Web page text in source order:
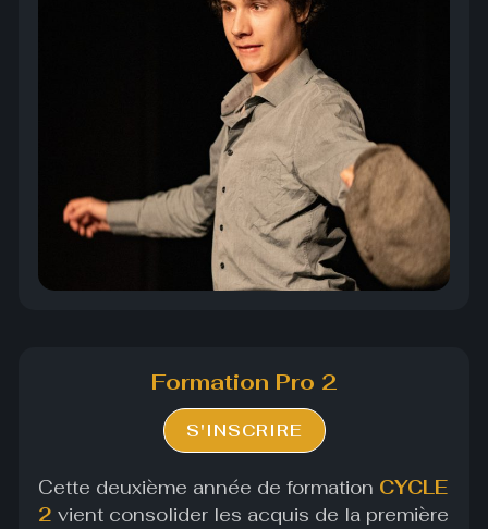
Formation Pro 2
S'INSCRIRE
Cette deuxième année de formation CYCLE
2 vient consolider les acquis de la première